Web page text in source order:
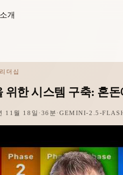
소개
더십
위한 시스템 구축: 혼
11월 18일 · 36분 · GEMINI-2.5-